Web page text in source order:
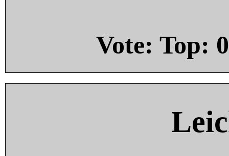
Vote: Top: 0